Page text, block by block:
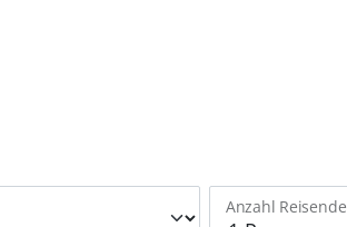
Anzahl Reisende